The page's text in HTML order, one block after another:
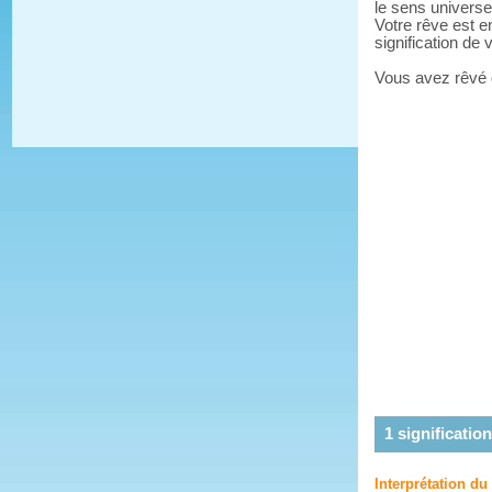
le sens
Votre rêve est
signification de
Vous avez
1
Interprétation